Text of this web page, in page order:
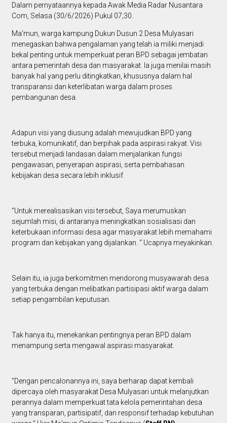
Dalam pernyataannya kepada Awak Media Radar Nusantara
Com, Selasa (30/6/2026) Pukul 07;30.
Ma'mun, warga kampung Dukun Dusun 2 Desa Mulyasari
menegaskan bahwa pengalaman yang telah ia miliki menjadi
bekal penting untuk memperkuat peran BPD sebagai jembatan
antara pemerintah desa dan masyarakat. Ia juga menilai masih
banyak hal yang perlu ditingkatkan, khususnya dalam hal
transparansi dan keterlibatan warga dalam proses
pembangunan desa.
Adapun visi yang diusung adalah mewujudkan BPD yang
terbuka, komunikatif, dan berpihak pada aspirasi rakyat. Visi
tersebut menjadi landasan dalam menjalankan fungsi
pengawasan, penyerapan aspirasi, serta pembahasan
kebijakan desa secara lebih inklusif.
“Untuk merealisasikan visi tersebut, Saya merumuskan
sejumlah misi, di antaranya meningkatkan sosialisasi dan
keterbukaan informasi desa agar masyarakat lebih memahami
program dan kebijakan yang dijalankan. “ Ucapnya meyakinkan.
Selain itu, ia juga berkomitmen mendorong musyawarah desa
yang terbuka dengan melibatkan partisipasi aktif warga dalam
setiap pengambilan keputusan.
Tak hanya itu, menekankan pentingnya peran BPD dalam
menampung serta mengawal aspirasi masyarakat.
“Dengan pencalonannya ini, saya berharap dapat kembali
dipercaya oleh masyarakat Desa Mulyasari untuk melanjutkan
perannya dalam memperkuat tata kelola pemerintahan desa
yang transparan, partisipatif, dan responsif terhadap kebutuhan